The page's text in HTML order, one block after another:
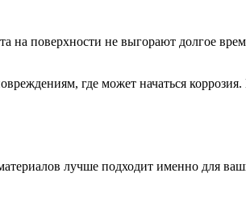
на поверхности не выгорают долгое
где может начаться
лучше подходит именно для